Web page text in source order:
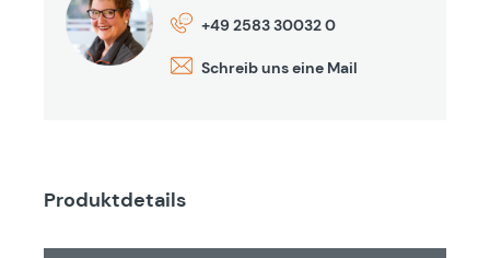
+49 2583 30032 0
Schreib uns eine Mail
Produktdetails